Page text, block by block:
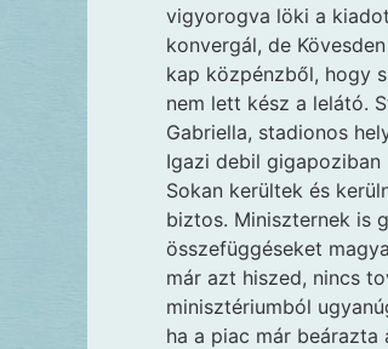
vigyorogva löki a
konvergál, de
kap közpénzből, hogy
nem lett kész a lelátó.
Gabriella, stadionos
Igazi debil gigapoziban
Sokan kerültek és
biztos. Miniszternek is
összefüggéseket
már azt hiszed, nincs
minisztériumból
ha a piac már